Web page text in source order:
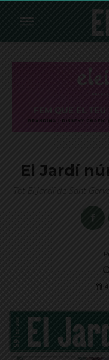
El Jardí
Tot El Jardí de Sant